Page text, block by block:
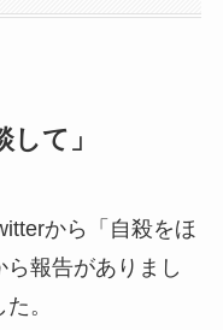
て」
から「自殺をほ
報告がありまし
。